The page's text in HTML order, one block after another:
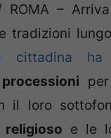
/ ROMA –
tradizioni
cittadina ha
processioni
il loro
e le